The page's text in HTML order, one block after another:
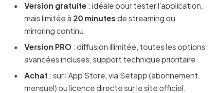
Version gratuite : idéale pour tester l’application,
mais limitée à 20 minutes de streaming ou
mirroring continu.
Version PRO : diffusion illimitée, toutes les options
avancées incluses, support technique prioritaire.
Achat : sur l’App Store, via Setapp (abonnement
mensuel) ou licence directe sur le site officiel.